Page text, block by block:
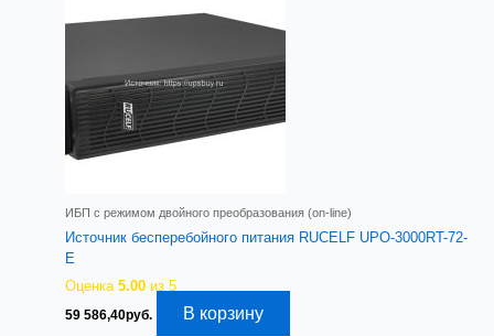
ИБП с режимом двойного преобразования (on-line)
Источник бесперебойного питания RUCELF UPO-3000RT-72-
E
Оценка5.00 из 5
59 586,40руб. В корзину